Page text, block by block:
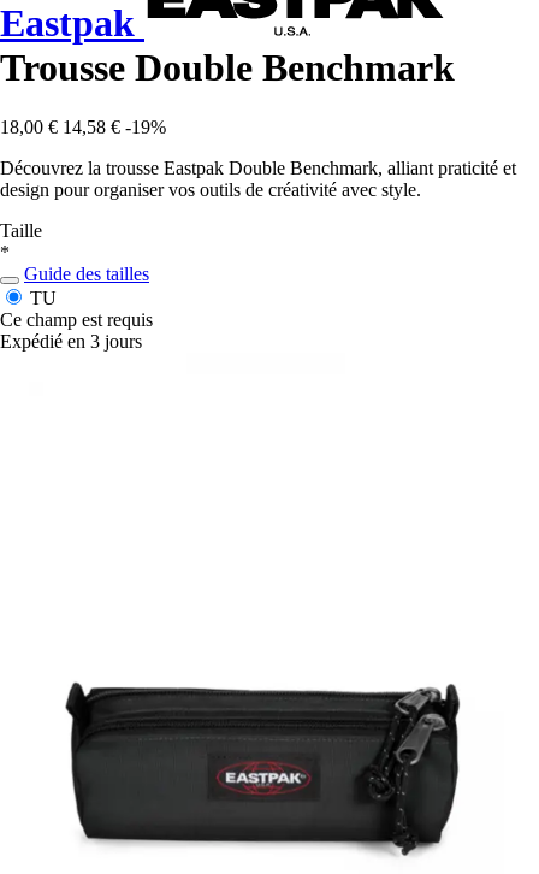
Eastpak
Trousse Double Benchmark
18,00 € 14,58 € -19%
Découvrez la trousse Eastpak Double Benchmark, alliant praticité et
design pour organiser vos outils de créativité avec style.
Taille
*
Guide des tailles
TU
Ce champ est requis
Expédié en 3 jours